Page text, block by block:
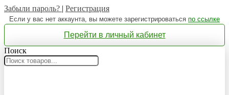
Забыли пароль? | Регистрация
Если у вас нет аккаунта, вы можете зарегистрироваться по ссылке
Перейти в личный кабинет
Поиск